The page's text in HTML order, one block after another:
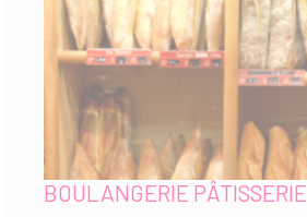
BOULANGERIE PÂTISSERIE